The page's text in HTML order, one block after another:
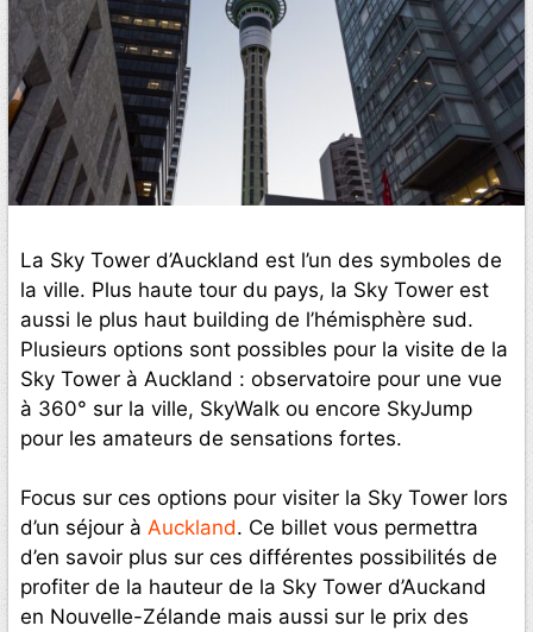
La Sky Tower d’Auckland est l’un des symboles de
la ville. Plus haute tour du pays, la Sky Tower est
aussi le plus haut building de l’hémisphère sud.
Plusieurs options sont possibles pour la visite de la
Sky Tower à Auckland : observatoire pour une vue
à 360° sur la ville, SkyWalk ou encore SkyJump
pour les amateurs de sensations fortes.
Focus sur ces options pour visiter la Sky Tower lors
d’un séjour à Auckland. Ce billet vous permettra
d’en savoir plus sur ces différentes possibilités de
profiter de la hauteur de la Sky Tower d’Auckand
en Nouvelle-Zélande mais aussi sur le prix des